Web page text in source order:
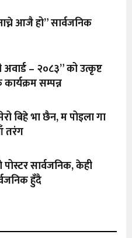
आजै हो” सार्वजनिक
अवार्ड – २०८३” को उत्कृष्ट
सम्पन्न
बिहे भा छैन, म पोइला गा
तरंग
पोस्टर सार्वजनिक, केही
हुँदै